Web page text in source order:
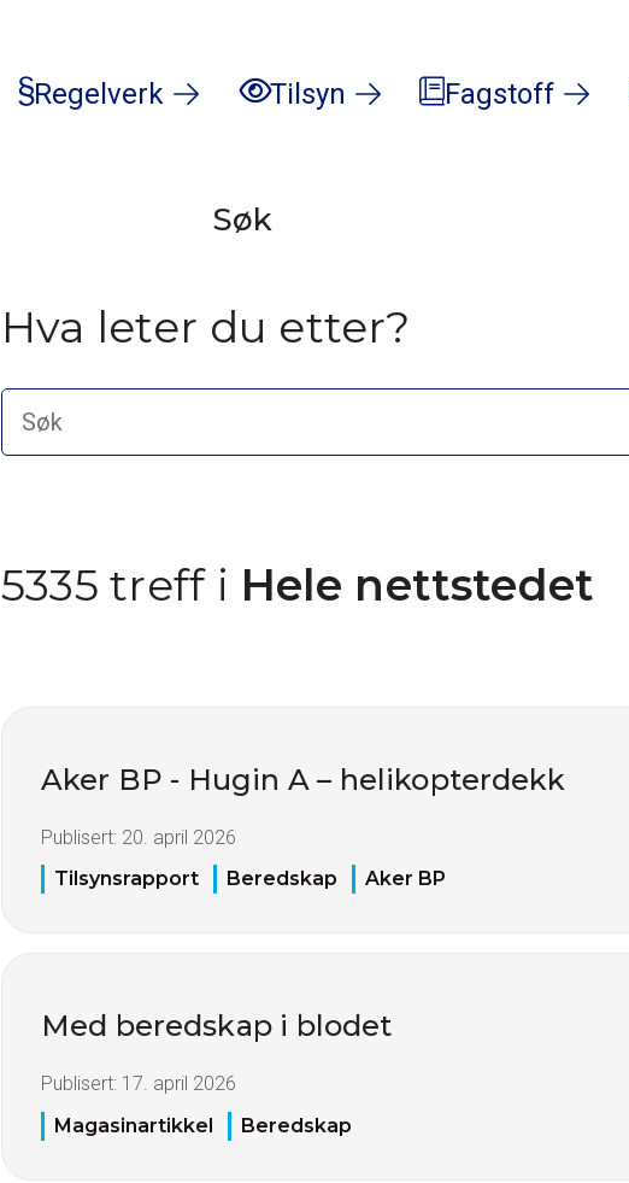
Regelverk Tilsyn Fagstoff
Søk
Hva leter du etter?
5335 treff i Hele nettstedet
Aker BP - Hugin A – helikopterdekk
Publisert: 20. april 2026
Tilsynsrapport
Beredskap Aker BP
Med beredskap i blodet
Publisert: 17. april 2026
Magasinartikkel
Beredskap